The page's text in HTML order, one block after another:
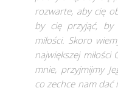
rozwarte, aby cię
by cię przyjąć, by
miłości. Skoro
największej
mnie, przyjmijmy
co zechce nam dać